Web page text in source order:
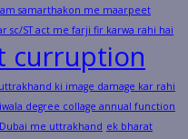
samarthakon me maarpeet
sc/ST act me farji fir karwa rahi hai
curruption
ki image damage kar rahi
degree collage annual function
Dubai me uttrakhand ek bharat